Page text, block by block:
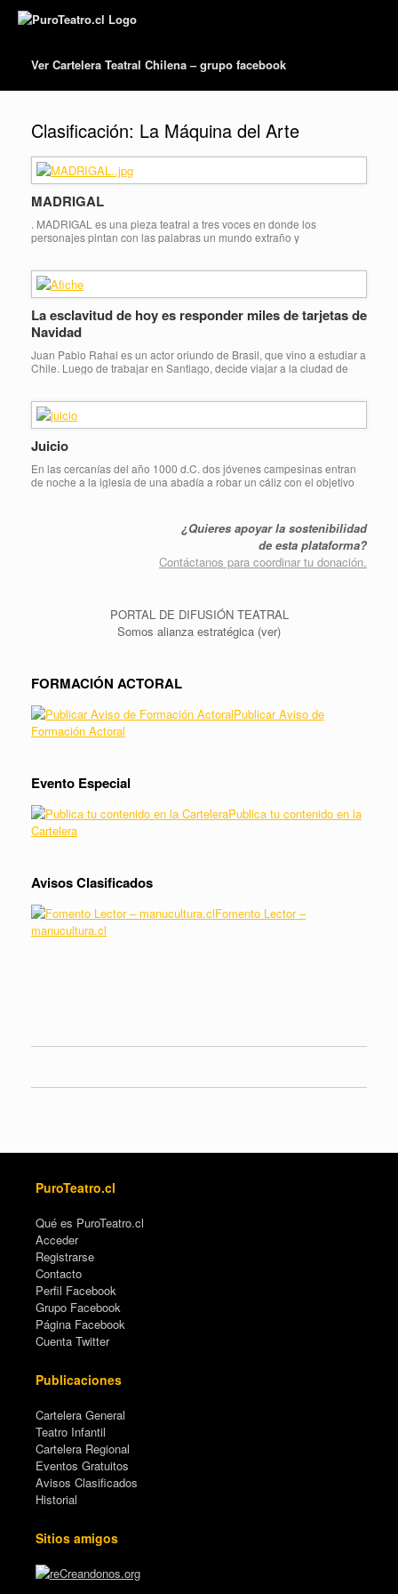
Ver Cartelera Teatral Chilena – grupo facebook
Clasificación: La Máquina del Arte
MADRIGAL
. MADRIGAL es una pieza teatral a tres voces en donde los
personajes pintan con las palabras un mundo extraño y
ciudad angustiante en donde habita la incomunicación. En una vida
cotidiana que, precisamente, ha […]
La esclavitud de hoy es responder miles de tarjetas de
Navidad
Juan Pablo Rahal es un actor oriundo de Brasil, que vino a estudiar a
Chile. Luego de trabajar en Santiago, decide viajar a la ciudad de
otros latinos, la búsqueda de trabajo y el intento por hacerse […]
Juicio
En las cercanías del año 1000 d.C. dos jóvenes campesinas entran
de noche a la iglesia de una abadía a robar un cáliz con el objetivo
Tiempos, ambas sufren el pánico al […]¿Quieres apoyar la sostenibilidad
de esta plataforma?
Contáctanos para coordinar tu donación.
PORTAL DE DIFUSIÓN TEATRAL
Somos alianza estratégica (ver)
FORMACIÓN ACTORAL
Publicar Aviso de
Formación Actoral
Evento Especial
Publica tu contenido en la
Cartelera
Avisos Clasificados
Fomento Lector –
manucultura.cl
PuroTeatro.cl
Qué es PuroTeatro.cl
Acceder
Registrarse
Contacto
Perfil Facebook
Grupo Facebook
Página Facebook
Cuenta Twitter
Publicaciones
Cartelera General
Teatro Infantil
Cartelera Regional
Eventos Gratuitos
Avisos Clasificados
Historial
Sitios amigos